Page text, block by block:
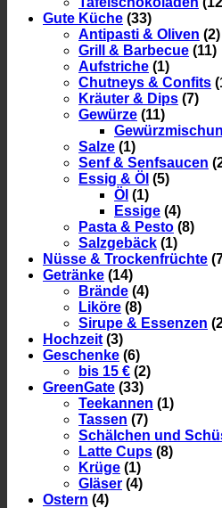
Gute Küche (33)
Antipasti & Oliven (2)
Grill & Barbecue (11)
Aufstriche (1)
Chutneys & Confits
Kräuter & Dips (7)
Gewürze (11)
Salze (1)
Senf & Senfsaucen
Essig & Öl (5)
Öl (1)
Essige (4)
Pasta & Pesto (8)
Salzgebäck (1)
Nüsse & Trockenfrüchte
Getränke (14)
Brände (4)
Liköre (8)
Sirupe & Essenzen
Hochzeit (3)
Geschenke (6)
bis 15 € (2)
GreenGate (33)
Teekannen (1)
Tassen (7)
Schälchen und
Latte Cups (8)
Krüge (1)
Gläser (4)
Ostern (4)